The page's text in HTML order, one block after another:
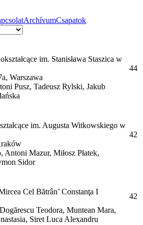
ArchívumCsapatok
im. Stanisława Staszica w
Warszawa
Pusz, Tadeusz Rylski, Jakub
44
im. Augusta Witkowskiego w
Antoni Mazur, Miłosz Płatek,
Sidor
42
Cel Bătrân’ Constanţa I
Teodora, Muntean Mara,
Siret Luca Alexandru
42